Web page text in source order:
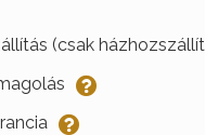
(csak